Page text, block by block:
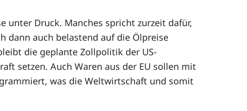
unter Druck. Manches spricht zurzeit dafür,
dann auch belastend auf die Ölpreise
die geplante Zollpolitik der US-
setzen. Auch Waren aus der EU sollen mit
was die Weltwirtschaft und somit